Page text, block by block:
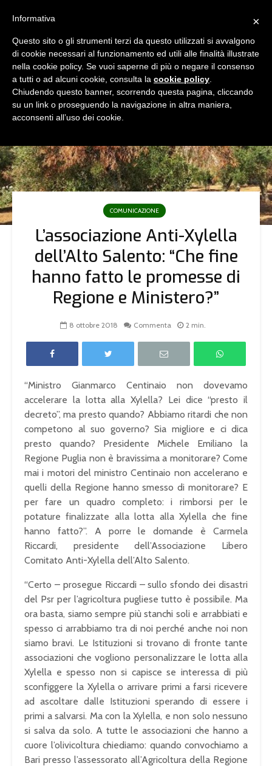
COMUNICAZIONE
L’associazione Anti-Xylella
dell’Alto Salento: “Che fine
hanno fatto le promesse di
Regione e Ministero?”
8 ottobre 2018 Commenta 2 min.
“Ministro Gianmarco Centinaio non dovevamo
accelerare la lotta alla Xylella? Lei dice “presto il
decreto”, ma presto quando? Abbiamo ritardi che non
competono al suo governo? Sia migliore e ci dica
presto quando? Presidente Michele Emiliano la
Regione Puglia non è bravissima a monitorare? Come
mai i motori del ministro Centinaio non accelerano e
quelli della Regione hanno smesso di monitorare? E
per fare un quadro completo: i rimborsi per le
potature finalizzate alla lotta alla Xylella che fine
hanno fatto?”. A porre le domande è Carmela
Riccardi, presidente dell’Associazione Libero
Comitato Anti-Xylella dell’Alto Salento.
“Certo – prosegue Riccardi – sullo sfondo dei disastri
del Psr per l’agricoltura pugliese tutto è possibile. Ma
ora basta, siamo sempre più stanchi soli e arrabbiati e
spesso ci arrabbiamo tra di noi perché anche noi non
siamo bravi. Le Istituzioni si trovano di fronte tante
associazioni che vogliono personalizzare le lotta alla
Xylella e spesso non si capisce se interessa di più
sconfiggere la Xylella o arrivare primi a farsi ricevere
ad ascoltare dalle Istituzioni sperando di essere i
primi a salvarsi. Ma con la Xylella, e non solo nessuno
si salva da solo. A tutte le associazioni che hanno a
cuore l’olivicoltura chiediamo: quando convochiamo a
Bari presso l’assessorato all’Agricoltura della Regione
×
Informativa
Questo sito o gli strumenti terzi da questo utilizzati si avvalgono
di cookie necessari al funzionamento ed utili alle finalità illustrate
nella cookie policy. Se vuoi saperne di più o negare il consenso
a tutti o ad alcuni cookie, consulta la cookie policy
Chiudendo questo banner, scorrendo questa pagina, cliccando
su un link o proseguendo la navigazione in altra maniera,
acconsenti all’uso dei cookie.